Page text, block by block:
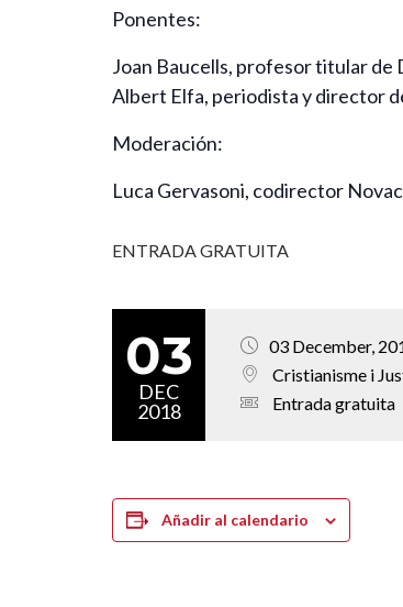
Ponentes:
Joan Baucells, profesor titular de
Albert Elfa, periodista y director
Moderación:
Luca Gervasoni, codirector
ENTRADA GRATUITA
03
DEC
2018
03 December,
Cristianisme i
Entrada gratuita
Añadir al calendario